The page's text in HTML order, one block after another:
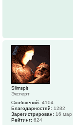
Slimspit
Эксперт
Сообщений: 4104
Благодарностей: 1282
Зарегистрирован: 16
Рейтинг: 624